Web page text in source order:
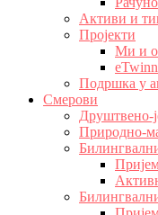
Активи и
Пројекти
Ми и
Подршка у
Смерови
Друштвено-
Природно-